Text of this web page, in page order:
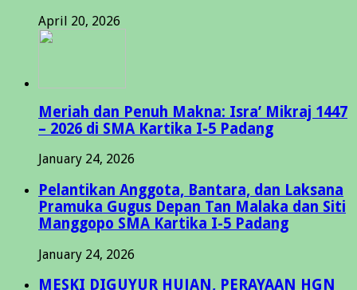
April 20, 2026
Meriah dan Penuh Makna: Isra’ Mikraj 1447
– 2026 di SMA Kartika I-5 Padang
January 24, 2026
Pelantikan Anggota, Bantara, dan Laksana
Pramuka Gugus Depan Tan Malaka dan Siti
Manggopo SMA Kartika I-5 Padang
January 24, 2026
MESKI DIGUYUR HUJAN, PERAYAAN HGN